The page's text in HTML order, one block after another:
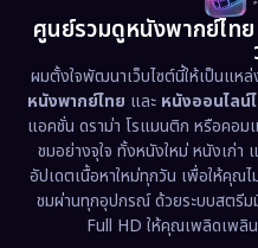
Disaster
Disney+
Documentary สารคดี
Drama ดราม่า
Dystopian
ศูนย์รวมดูหนังพากย์ไท
ผมตั้งใจพัฒนาเว็บไซต์นี้ให้เป็นแห
หนังพากย์ไทย และ หนังออนไลน์
แอคชั่น ดราม่า โรแมนติก หรือคอม
ชมอย่างจุใจ ทั้งหนังใหม่ หนังเก่
อัปเดตเนื้อหาใหม่ทุกวัน เพื่อให้คุณ
ชมผ่านทุกอุปกรณ์ ด้วยระบบสตรีม
Full HD ให้คุณเพลิดเพลิ